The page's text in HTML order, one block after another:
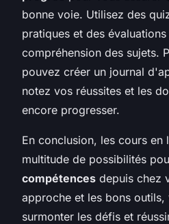
bonne voie. Utilisez des
pratiques et des
compréhension des sujets.
pouvez créer un journal
notez vos réussites et les
encore progresser.
En conclusion, les cours en
multitude de possibilités
compétences depuis chez
approche et les bons outils,
surmonter les défis et